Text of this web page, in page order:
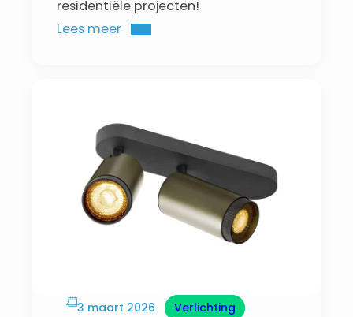
residentiële projecten!
Lees meer
3 maart 2026 Verlichting